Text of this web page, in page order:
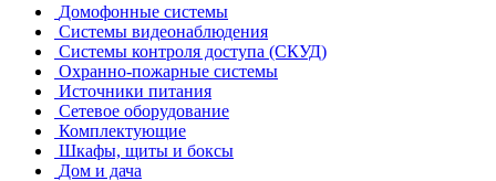
Домофонные системы
Системы видеонаблюдения
Системы контроля доступа (СКУД)
Охранно-пожарные системы
Источники питания
Сетевое оборудование
Комплектующие
Шкафы, щиты и боксы
Дом и дача